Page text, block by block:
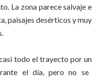
La zona parece salvaje e
paisajes desérticos y muy
todo el trayecto por un
el día, pero no se